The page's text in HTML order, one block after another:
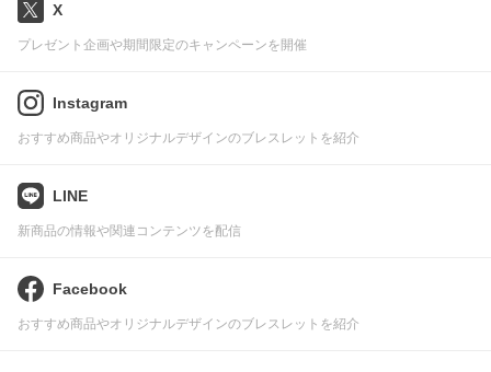
X
プレゼント企画や期間限定のキャンペーンを開催
Instagram
おすすめ商品やオリジナルデザインのブレスレットを紹介
LINE
新商品の情報や関連コンテンツを配信
Facebook
おすすめ商品やオリジナルデザインのブレスレットを紹介